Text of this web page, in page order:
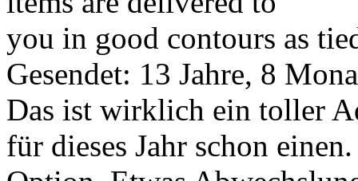
you in good contours as
Gesendet: 13 Jahre, 8
Das ist wirklich ein toller
für dieses Jahr schon